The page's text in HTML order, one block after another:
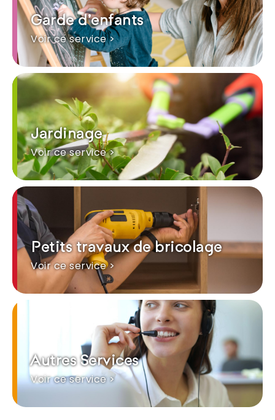
Garde d'enfants
Voir ce service >
Jardinage
Voir ce service >
Petits travaux de bricolage
Voir ce service >
Autres Services
Voir ce service >